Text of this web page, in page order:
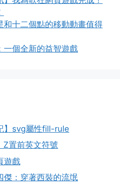
和十二個點的移動動畫值得
一個全新的益智遊戲
】svg屬性fill-rule
Z置前英文符號
遊戲
傑：穿著西裝的流氓